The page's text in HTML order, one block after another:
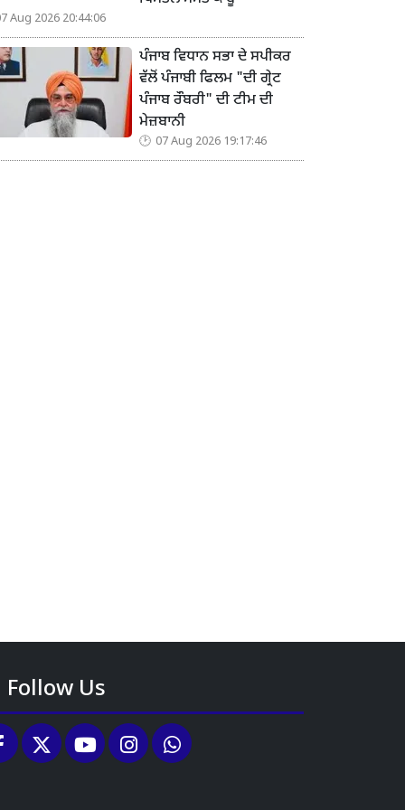
Aug 2026 20:44:06
ਪੰਜਾਬ ਵਿਧਾਨ ਸਭਾ ਦੇ ਸਪੀਕਰ
ਵੱਲੋਂ ਪੰਜਾਬੀ ਫਿਲਮ "ਦੀ ਗ੍ਰੇਟ
ਪੰਜਾਬ ਰੌਬਰੀ" ਦੀ ਟੀਮ ਦੀ
ਮੇਜ਼ਬਾਨੀ
07 Aug 2026 19:17:46
Follow Us